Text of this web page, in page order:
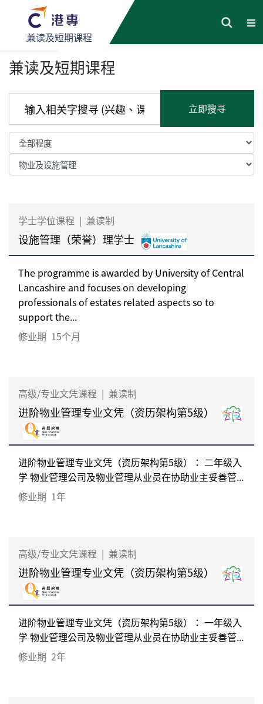
兼读及短期课程
兼读及短期课程
立即搜寻
学士学位课程 | 兼读制
设施管理（荣誉）理学士
The programme is awarded by University of Central
Lancashire and focuses on developing
professionals of estates related aspects so to
support the...
修业期 15个月
高级/专业文凭课程 | 兼读制
进阶物业管理专业文凭（资历架构第5级）
进阶物业管理专业文凭（资历架构第5级）： 二年级入
学 物业管理公司及物业管理从业员在协助业主妥善管...
修业期 1年
高级/专业文凭课程 | 兼读制
进阶物业管理专业文凭（资历架构第5级）
进阶物业管理专业文凭（资历架构第5级）： 一年级入
学 物业管理公司及物业管理从业员在协助业主妥善管...
修业期 2年